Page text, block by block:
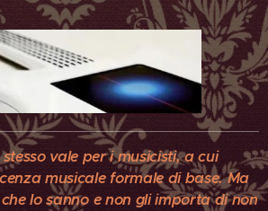
vale per i musicisti, a cui
musicale formale di base. Ma
lo sanno e non gli importa di non